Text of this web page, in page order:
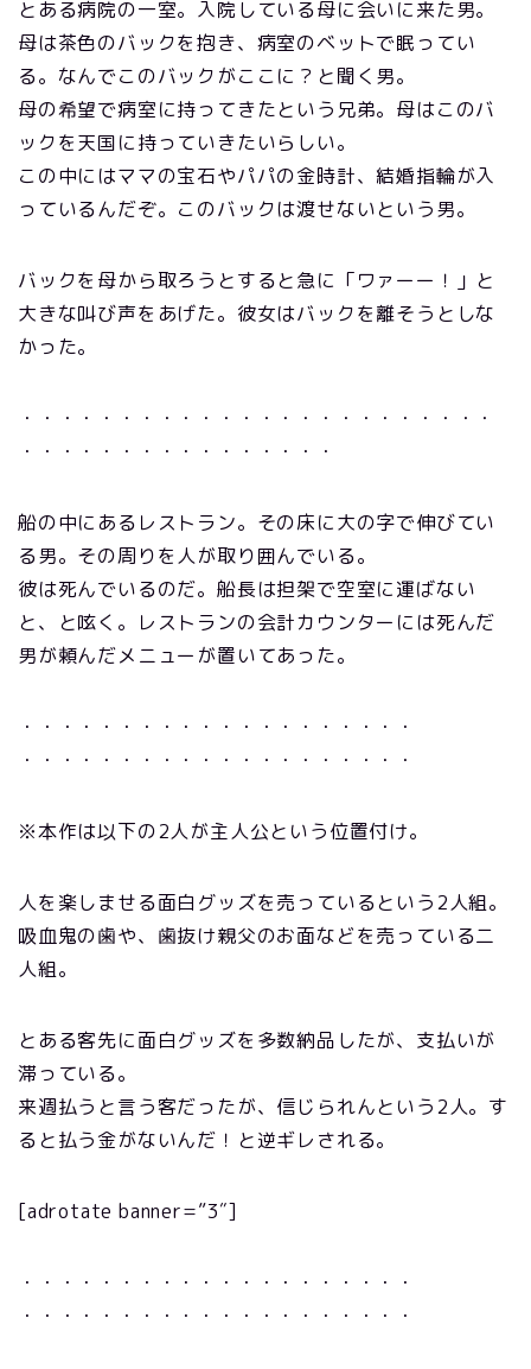
とある病院の一室。入院している母に会いに来た男。
母は茶色のバックを抱き、病室のベットで眠ってい
る。なんでこのバックがここに？と聞く男。
母の希望で病室に持ってきたという兄弟。母はこのバ
ックを天国に持っていきたいらしい。
この中にはママの宝石やパパの金時計、結婚指輪が入
っているんだぞ。このバックは渡せないという男。
バックを母から取ろうとすると急に「ワァーー！」と
大きな叫び声をあげた。彼女はバックを離そうとしな
かった。
・・・・・・・・・・・・・・・・・・・・・・・・
・・・・・・・・・・・・・・・・
船の中にあるレストラン。その床に大の字で伸びてい
る男。その周りを人が取り囲んでいる。
彼は死んでいるのだ。船長は担架で空室に運ばない
と、と呟く。レストランの会計カウンターには死んだ
男が頼んだメニューが置いてあった。
・・・・・・・・・・・・・・・・・・・・
・・・・・・・・・・・・・・・・・・・・
※本作は以下の2人が主人公という位置付け。
人を楽しませる面白グッズを売っているという2人組。
吸血鬼の歯や、歯抜け親父のお面などを売っている二
人組。
とある客先に面白グッズを多数納品したが、支払いが
滞っている。
来週払うと言う客だったが、信じられんという2人。す
ると払う金がないんだ！と逆ギレされる。
[adrotate banner=”3″]
・・・・・・・・・・・・・・・・・・・・
・・・・・・・・・・・・・・・・・・・・